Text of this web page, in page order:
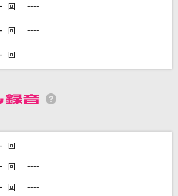
Out For a Hero)
回 ----
回 ----
回 ----
回 ----
回 ----
回 ----